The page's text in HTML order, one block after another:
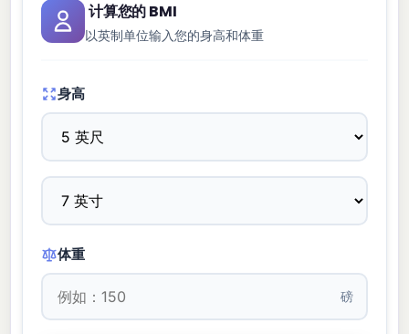
计算您的 BMI
以英制单位输入您的身高和体重
身高
体重
磅